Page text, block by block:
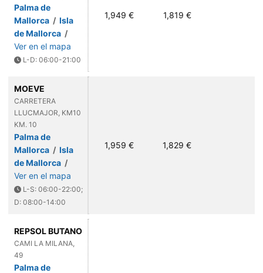
Palma de
Mallorca / Isla
de Mallorca /
Ver en el mapa
L-D: 06:00-21:00
1,949 € 1,819 €
MOEVE
CARRETERA
LLUCMAJOR, KM10
KM. 10
Palma de
Mallorca / Isla
de Mallorca /
Ver en el mapa
L-S: 06:00-22:00;
D: 08:00-14:00
1,959 € 1,829 €
REPSOL BUTANO
CAMI LA MILANA,
49
Palma de